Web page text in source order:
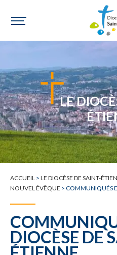
Une paroisse
Une personne
Un mouvement
Une commune
LE
ACCUEIL > LE DIOCÈSE DE SAINT-
NOUVEL ÉVÊQUE > COMMUNIQUÉS
DIOCÈSE DE